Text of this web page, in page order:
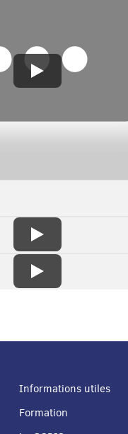
Informations utiles
Formation